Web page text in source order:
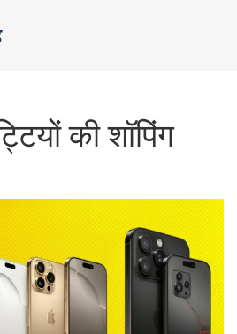
की शॉपिंग